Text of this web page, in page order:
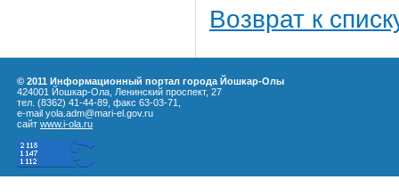
Возврат к
© 2011 Информационный портал города Йошкар-Олы
424001 Йошкар-Ола, Ленинский проспект, 27
тел. (8362) 41-44-89, факс 63-03-71,
e-mail yola.adm@mari-el.gov.ru
сайт www.i-ola.ru